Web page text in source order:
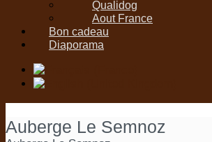
Qualidog
Aout France
Bon cadeau
Diaporama
Auberge Le Semnoz